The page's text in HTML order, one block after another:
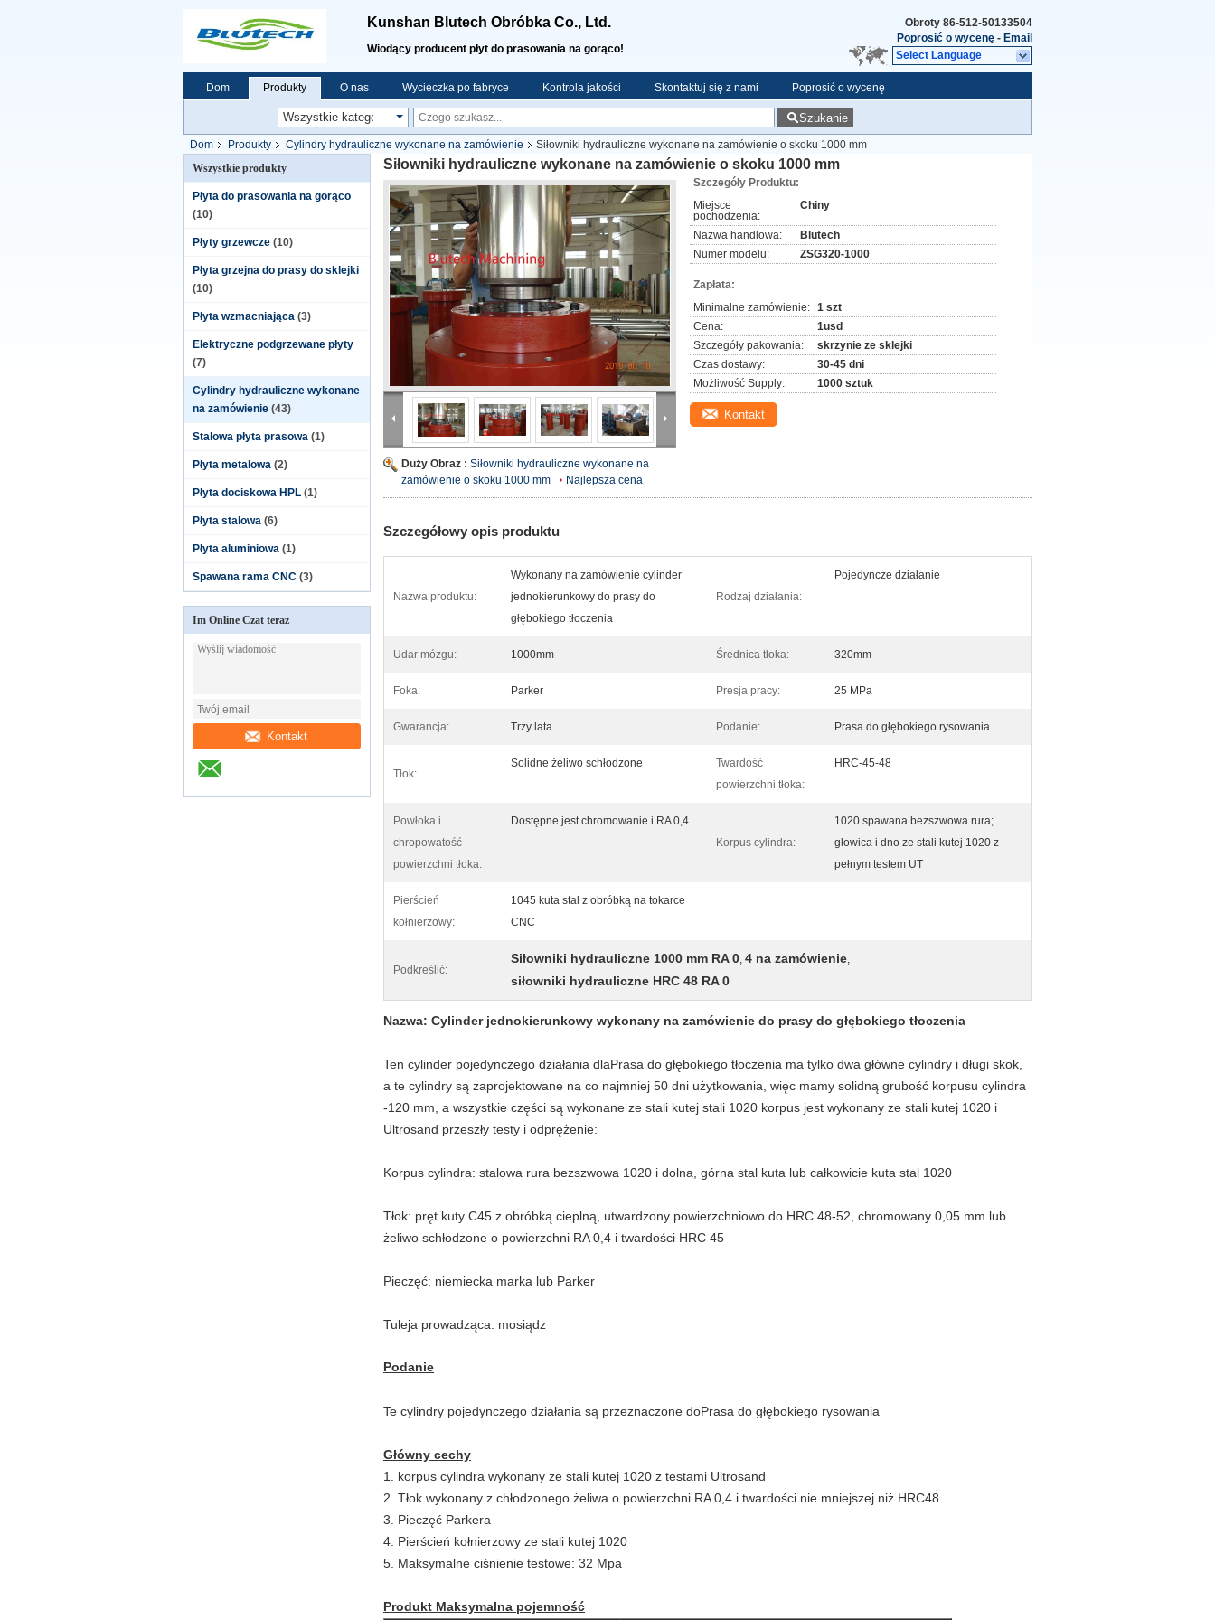
Kunshan Blutech Obróbka Co., Ltd.
Wiodący producent płyt do prasowania na gorąco!
Obroty 86-512-50133504
Poprosić o wycenę - Email
Select Language
Dom Produkty O nas Wycieczka po fabryce Kontrola jakości Skontaktuj się z nami Poprosić o wycenę
Szukanie
Dom Produkty Cylindry hydrauliczne wykonane na zamówienie
Siłowniki hydrauliczne wykonane na zamówienie o skoku 1000 mm
Wszystkie produkty
Płyta do prasowania na gorąco
(10)
Płyty grzewcze (10)
Płyta grzejna do prasy do sklejki
(10)
Płyta wzmacniająca (3)
Elektryczne podgrzewane płyty
(7)
Cylindry hydrauliczne wykonane
na zamówienie (43)
Stalowa płyta prasowa (1)
Płyta metalowa (2)
Płyta dociskowa HPL (1)
Płyta stalowa (6)
Płyta aluminiowa (1)
Spawana rama CNC (3)
Im Online Czat teraz
Kontakt
Siłowniki hydrauliczne wykonane na zamówienie o skoku 1000 mm
Duży Obraz : Siłowniki hydrauliczne wykonane na
zamówienie o skoku 1000 mm
Najlepsza cena
Szczegóły Produktu:
Miejsce
pochodzenia:
Chiny
Nazwa handlowa:
Blutech
Numer modelu:
ZSG320-1000
Zapłata:
Minimalne zamówienie: 1 szt
Cena:
1usd
Szczegóły pakowania:
skrzynie ze sklejki
Czas dostawy:
30-45 dni
Możliwość Supply:
1000 sztuk
Kontakt
Szczegółowy opis produktu
Nazwa produktu:
Wykonany na zamówienie cylinder
jednokierunkowy do prasy do
głębokiego tłoczenia
Rodzaj działania:
Pojedyncze działanie
Udar mózgu: 1000mm Średnica tłoka: 320mm
Foka: Parker Presja pracy: 25 MPa
Gwarancja: Trzy lata Podanie: Prasa do głębokiego rysowania
Tłok:
Solidne żeliwo schłodzone
Twardość
powierzchni tłoka:
HRC-45-48
Powłoka i
chropowatość
powierzchni tłoka:
Dostępne jest chromowanie i RA 0,4
Korpus cylindra:
1020 spawana bezszwowa rura;
głowica i dno ze stali kutej 1020 z
pełnym testem UT
Pierścień
kołnierzowy:
1045 kuta stal z obróbką na tokarce
CNC
Podkreślić:
Siłowniki hydrauliczne 1000 mm RA 0, 4 na zamówienie,
siłowniki hydrauliczne HRC 48 RA 0
Nazwa: Cylinder jednokierunkowy wykonany na zamówienie do prasy do głębokiego tłoczenia
Ten cylinder pojedynczego działania dlaPrasa do głębokiego tłoczenia ma tylko dwa główne cylindry i długi skok,
a te cylindry są zaprojektowane na co najmniej 50 dni użytkowania, więc mamy solidną grubość korpusu cylindra
-120 mm, a wszystkie części są wykonane ze stali kutej stali 1020 korpus jest wykonany ze stali kutej 1020 i
Ultrosand przeszły testy i odprężenie:
Korpus cylindra: stalowa rura bezszwowa 1020 i dolna, górna stal kuta lub całkowicie kuta stal 1020
Tłok: pręt kuty C45 z obróbką cieplną, utwardzony powierzchniowo do HRC 48-52, chromowany 0,05 mm lub
żeliwo schłodzone o powierzchni RA 0,4 i twardości HRC 45
Pieczęć: niemiecka marka lub Parker
Tuleja prowadząca: mosiądz
Podanie
Te cylindry pojedynczego działania są przeznaczone doPrasa do głębokiego rysowania
Główny cechy
1. korpus cylindra wykonany ze stali kutej 1020 z testami Ultrosand
2. Tłok wykonany z chłodzonego żeliwa o powierzchni RA 0,4 i twardości nie mniejszej niż HRC48
3. Pieczęć Parkera
4. Pierścień kołnierzowy ze stali kutej 1020
5. Maksymalne ciśnienie testowe: 32 Mpa
Produkt Maksymalna pojemność